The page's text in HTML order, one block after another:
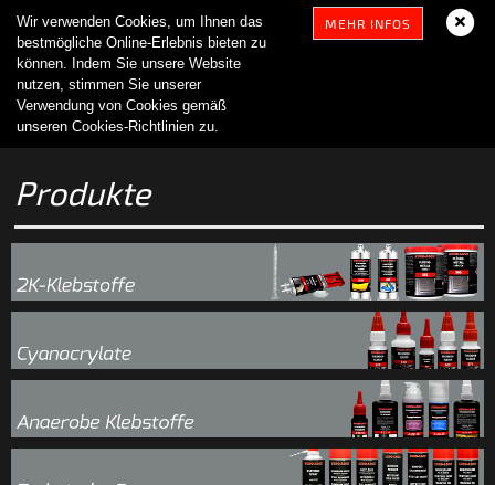
Wir verwenden Cookies, um Ihnen das
bestmögliche Online-Erlebnis bieten zu
können. Indem Sie unsere Website
nutzen, stimmen Sie unserer
Verwendung von Cookies gemäß
unseren Cookies-Richtlinien zu.
MEHR INFOS
Produkte